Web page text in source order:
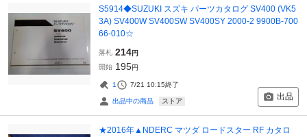
S5914◆SUZUKI スズキ パーツカタログ SV400 (VK5
3A) SV400W SV400SW SV400SY 2000-2 9900B-700
66-010☆
落札 214円
開始 195円
1 7/21 10:15終了
出品中の商品 ストア 出品
★2016年▲NDERC マツダ ロードスター RF カタロ